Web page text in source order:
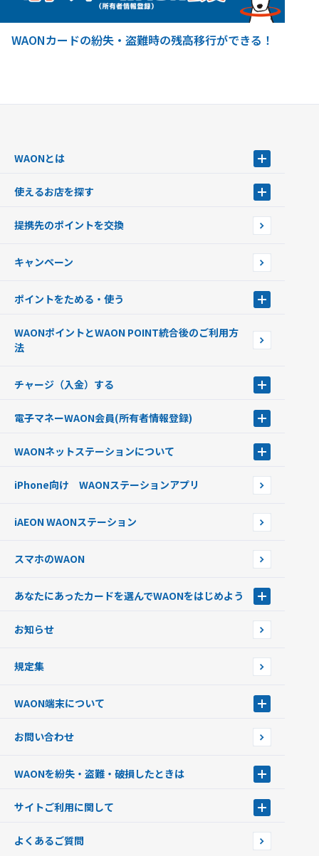
WAONカードの紛失・盗難時の残高移行ができる！
WAONとは
WAONを申込む
インターネット上でのお買い物について（ネット決済）
使えるお店を探す
店舗検索
イオン銀行ATM設置場所
提携先のポイントを交換
キャンペーン
ポイントをためる・使う
ポイントの有効期限について
WAONポイントとWAON POINT統合後のご利用方
法
チャージ（入金）する
現金でチャージする
銀行口座・ATMからチャージする
オートチャージ
ポイントからチャージする
チャージ上限金額の変更について
電子マネーWAON会員(所有者情報登録)
WAON POINTサービス会員登録に伴う個人データの共同利用のお知
WAONネットステーションについて
WAONネットステーションWAON端末について
iPhone向け WAONステーションアプリ
iAEON WAONステーション
スマホのWAON
あなたにあったカードを選んでWAONをはじめよう
フードバンク応援WAON
ご当地WAON
G.G WAON
WAONカード・WAONカードプラス
モバイルWAON
提携WAONカード
お知らせ
規定集
WAON端末について
WAONネットステーション
新型WAONステーション
WAONチャージャーmini
お問い合わせ
WAONを紛失・盗難・破損したときは
WAONカードの拾得について
サイトご利用に関して
企業情報
よくあるご質問